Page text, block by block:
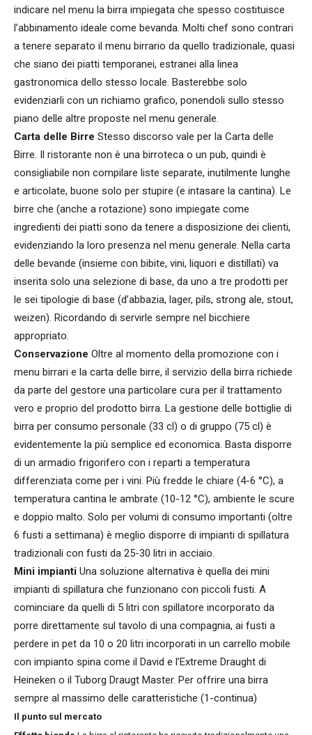
indicare nel menu la birra impiegata che spesso costituisce
l’abbinamento ideale come bevanda. Molti chef sono contrari
a tenere separato il menu birrario da quello tradizionale, quasi
che siano dei piatti temporanei, estranei alla linea
gastronomica dello stesso locale. Basterebbe solo
evidenziarli con un richiamo grafico, ponendoli sullo stesso
piano delle altre proposte nel menu generale.
Carta delle Birre Stesso discorso vale per la Carta delle
Birre. Il ristorante non è una birroteca o un pub, quindi è
consigliabile non compilare liste separate, inutilmente lunghe
e articolate, buone solo per stupire (e intasare la cantina). Le
birre che (anche a rotazione) sono impiegate come
ingredienti dei piatti sono da tenere a disposizione dei clienti,
evidenziando la loro presenza nel menu generale. Nella carta
delle bevande (insieme con bibite, vini, liquori e distillati) va
inserita solo una selezione di base, da uno a tre prodotti per
le sei tipologie di base (d’abbazia, lager, pils, strong ale, stout,
weizen). Ricordando di servirle sempre nel bicchiere
appropriato.
Conservazione Oltre al momento della promozione con i
menu birrari e la carta delle birre, il servizio della birra richiede
da parte del gestore una particolare cura per il trattamento
vero e proprio del prodotto birra. La gestione delle bottiglie di
birra per consumo personale (33 cl) o di gruppo (75 cl) è
evidentemente la più semplice ed economica. Basta disporre
di un armadio frigorifero con i reparti a temperatura
differenziata come per i vini. Più fredde le chiare (4-6 °C), a
temperatura cantina le ambrate (10-12 °C), ambiente le scure
e doppio malto. Solo per volumi di consumo importanti (oltre
6 fusti a settimana) è meglio disporre di impianti di spillatura
tradizionali con fusti da 25-30 litri in acciaio.
Mini impianti Una soluzione alternativa è quella dei mini
impianti di spillatura che funzionano con piccoli fusti. A
cominciare da quelli di 5 litri con spillatore incorporato da
porre direttamente sul tavolo di una compagnia, ai fusti a
perdere in pet da 10 o 20 litri incorporati in un carrello mobile
con impianto spina come il David e l’Extreme Draught di
Heineken o il Tuborg Draugt Master. Per offrire una birra
sempre al massimo delle caratteristiche (1-continua)
Il punto sul mercato